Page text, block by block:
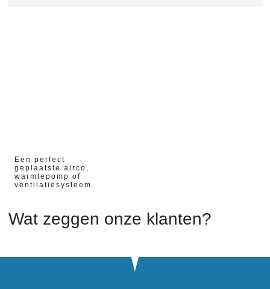
Een perfect
geplaatste airco,
warmtepomp of
ventilatiesysteem.
Wat zeggen onze klanten?